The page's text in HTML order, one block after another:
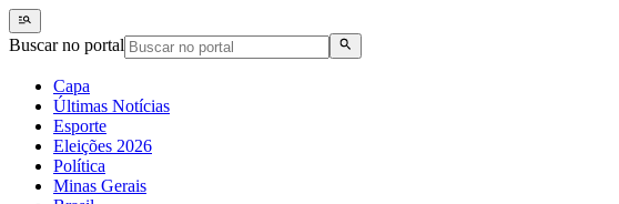
Buscar no portal
Capa
Últimas Notícias
Esporte
Eleições 2026
Política
Minas Gerais